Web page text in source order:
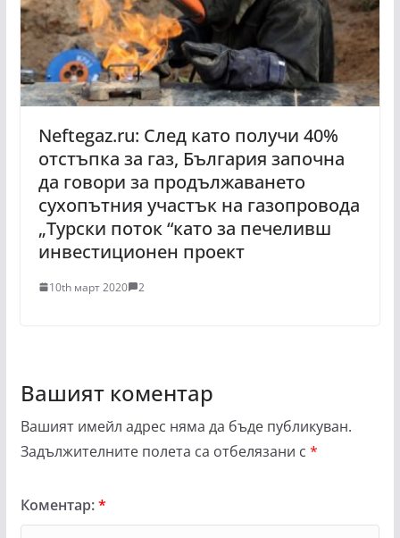
Neftegaz.ru: След като получи 40%
отстъпка за газ, България започна
да говори за продължаването
сухопътния участък на газопровода
„Турски поток “като за печеливш
инвестиционен проект
10th март 2020 2
Вашият коментар
Вашият имейл адрес няма да бъде публикуван.
Задължителните полета са отбелязани с *
Коментар:*